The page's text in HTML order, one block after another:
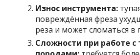
Износ инструмента:
повреждённая фреза
реза и может сломаться в
Сложности при работе